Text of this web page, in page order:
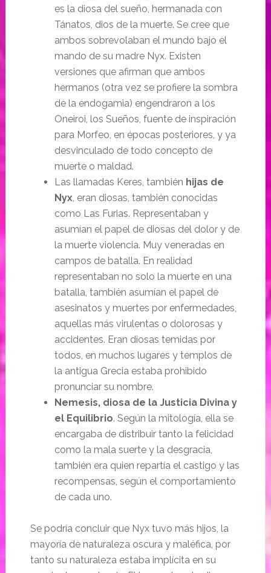
es la diosa del sueño, hermanada con
Tánatos, dios de la muerte. Se cree que
ambos sobrevolaban el mundo bajo el
mando de su madre Nyx. Existen
versiones que afirman que ambos
hermanos (otra vez se profiere la sombra
de la endogamia) engendraron a los
Oneiroi, los Sueños, fuente de inspiración
para Morfeo, en épocas posteriores, y ya
desvinculado de todo concepto de
muerte o maldad.
Las llamadas Keres, también hijas de
Nyx, eran diosas, también conocidas
como Las Furias. Representaban y
asumían el papel de diosas del dolor y de
la muerte violencia. Muy veneradas en
campos de batalla. En realidad
representaban no solo la muerte en una
batalla, también asumían el papel de
asesinatos y muertes por enfermedades,
aquellas más virulentas o dolorosas y
accidentes. Eran diosas temidas por
todos, en muchos lugares y templos de
la antigua Grecia estaba prohibido
pronunciar su nombre.
Nemesis, diosa de la Justicia Divina y
el Equilibrio. Según la mitología, ella se
encargaba de distribuir tanto la felicidad
como la mala suerte y la desgracia,
también era quien repartía el castigo y las
recompensas, según el comportamiento
de cada uno.
Se podría concluir que Nyx tuvo más hijos, la
mayoría de naturaleza oscura y maléfica, por
tanto su naturaleza estaba implícita en su